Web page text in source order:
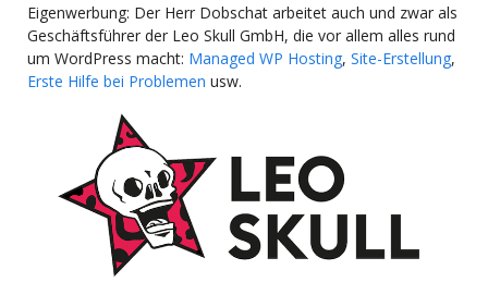
Eigenwerbung: Der Herr Dobschat arbeitet auch und zwar als
Geschäftsführer der Leo Skull GmbH, die vor allem alles rund
um WordPress macht: Managed WP Hosting, Site-Erstellung,
Erste Hilfe bei Problemen usw.